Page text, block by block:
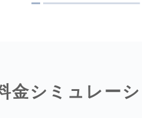
金シミュレー